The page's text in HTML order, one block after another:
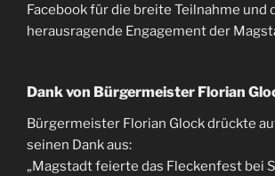
Facebook für die breite Teilnahme und
herausragende Engagement der
Dank von Bürgermeister Florian
Bürgermeister Florian Glock drückte
seinen Dank aus:
„Magstadt feierte das Fleckenfest bei